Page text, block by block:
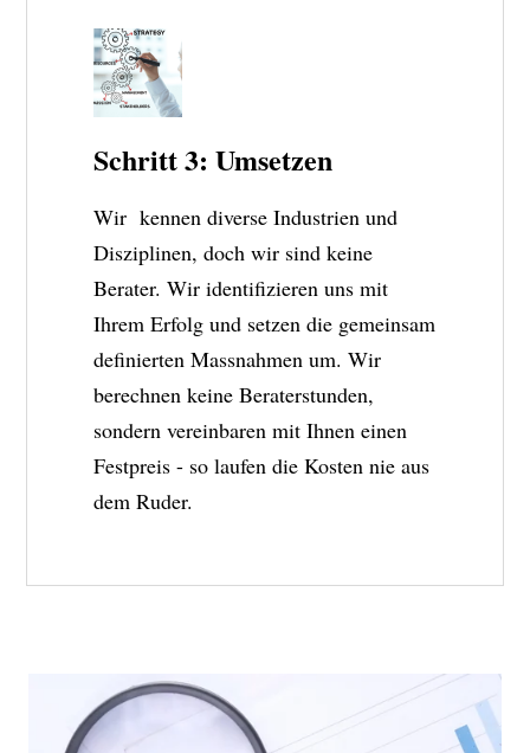
Schritt 3: Umsetzen
Wir kennen diverse Industrien und
Disziplinen, doch wir sind keine
Berater. Wir identifizieren uns mit
Ihrem Erfolg und setzen die gemeinsam
definierten Massnahmen um. Wir
berechnen keine Beraterstunden,
sondern vereinbaren mit Ihnen einen
Festpreis - so laufen die Kosten nie aus
dem Ruder.